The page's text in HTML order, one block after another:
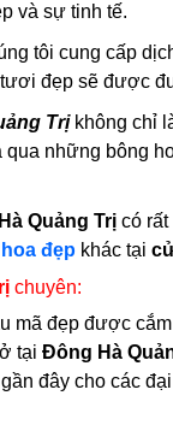
và sự tinh tế.
tôi cung cấp
đẹp sẽ được
Trịkhông chỉ
những bông
Quảng Trịcó rất
đẹpkhác tại
chuyên:
mã đẹp được
tại Đông Hà
đây cho các